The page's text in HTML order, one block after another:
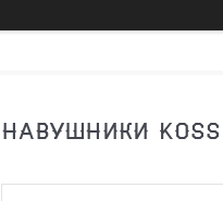
НАВУШНИКИ KOSS